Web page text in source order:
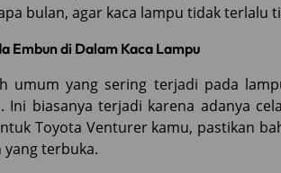
bulan, agar kaca lampu tidak terlalu
Embun di Dalam Kaca Lampu
umum yang sering terjadi pada
Ini biasanya terjadi karena adanya
Toyota Venturer kamu, pastikan
yang terbuka.